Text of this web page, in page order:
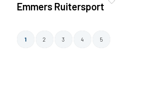
Emmers Ruitersport
1 2 3 4 5